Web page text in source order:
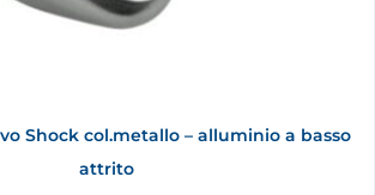
Shock col.metallo – alluminio a basso
attrito